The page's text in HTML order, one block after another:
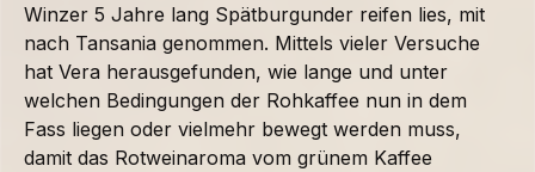
Winzer 5 Jahre lang Spätburgunder reifen lies, mit
nach Tansania genommen. Mittels vieler Versuche
hat Vera herausgefunden, wie lange und unter
welchen Bedingungen der Rohkaffee nun in dem
Fass liegen oder vielmehr bewegt werden muss,
damit das Rotweinaroma vom grünem Kaffee